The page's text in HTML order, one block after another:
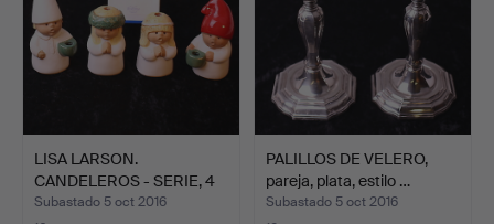
LISA LARSON.
CANDELEROS - SERIE, 4
partes,…
Subastado 5 oct 2016
PALILLOS DE VELERO,
pareja, plata, estilo …
Subastado 5 oct 2016